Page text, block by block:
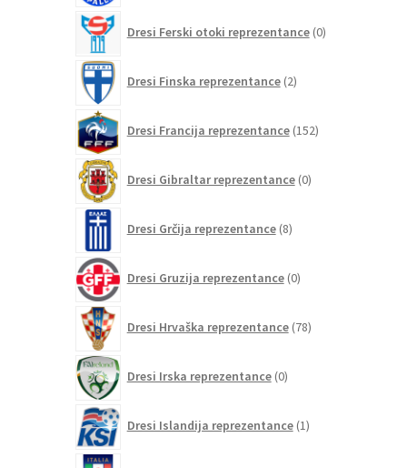
Dresi Ferski otoki reprezentance 0izdelkov
Dresi Finska reprezentance 2izdelka
Dresi Francija reprezentance 152izdelkov
Dresi Gibraltar reprezentance 0izdelkov
Dresi Grčija reprezentance 8izdelkov
Dresi Gruzija reprezentance 0izdelkov
Dresi Hrvaška reprezentance 78izdelkov
Dresi Irska reprezentance 0izdelkov
Dresi Islandija reprezentance 1izdelek